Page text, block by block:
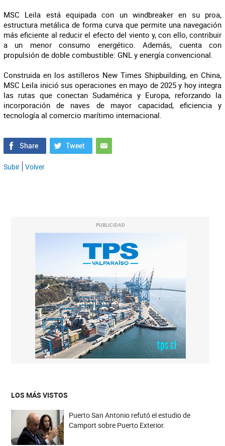
MSC Leila está equipada con un windbreaker en su proa,
estructura metálica de forma curva que permite una navegación
más eficiente al reducir el efecto del viento y, con ello, contribuir
a un menor consumo energético. Además, cuenta con
propulsión de doble combustible: GNL y energía convencional.
Construida en los astilleros New Times Shipbuilding, en China,
MSC Leila inició sus operaciones en mayo de 2025 y hoy integra
las rutas que conectan Sudamérica y Europa, reforzando la
incorporación de naves de mayor capacidad, eficiencia y
tecnología al comercio marítimo internacional.
Subir Volver
PUBLICIDAD
LOS MÁS VISTOS
Puerto San Antonio refutó el estudio de
Camport sobre Puerto Exterior.